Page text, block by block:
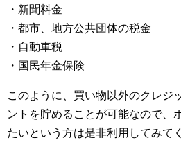
・新聞料金
・都市、地方公共団体の税金
・自動車税
・国民年金保険
このように、買い物以外のクレジ
ントを貯めることが可能なので、
たいという方は是非利用してみて